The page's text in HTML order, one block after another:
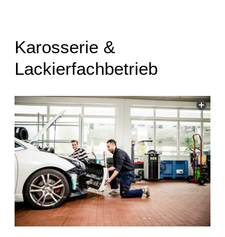
Karosserie &
Lackierfachbetrieb